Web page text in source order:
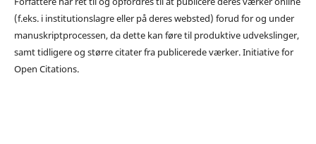
(f.eks. i institutionslagre eller på deres websted) forud for og under
manuskriptprocessen, da dette kan føre til produktive udvekslinger,
samt tidligere og større citater fra publicerede værker. Initiative for
Open Citations.